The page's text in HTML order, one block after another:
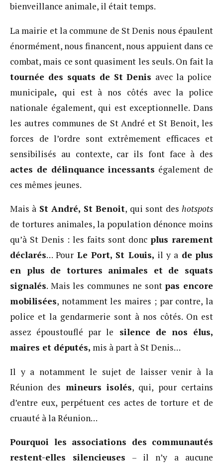
bienveillance animale, il était temps.
La mairie et la commune de St Denis nous épaulent
énormément, nous financent, nous appuient dans ce
combat, mais ce sont quasiment les seuls. On fait la
tournée des squats de St Denis avec la police
municipale, qui est à nos côtés avec la police
nationale également, qui est exceptionnelle. Dans
les autres communes de St André et St Benoit, les
forces de l’ordre sont extrêmement efficaces et
sensibilisés au contexte, car ils font face à des
actes de délinquance incessants également de
ces mêmes jeunes.
Mais à St André, St Benoit, qui sont deshotspots
de tortures animales, la population dénonce moins
qu’à St Denis : les faits sont donc plus rarement
déclarés… Pour Le Port, St Louis, il y a de plus
en plus de tortures animales et de squats
signalés. Mais les communes ne sont pas encore
mobilisées, notamment les maires ; par contre, la
police et la gendarmerie sont à nos côtés. On est
assez époustouflé par le silence de nos élus,
maires et députés, mis à part à St Denis…
Il y a notamment le sujet de laisser venir à la
Réunion des mineurs isolés, qui, pour certains
d’entre eux, perpétuent ces actes de torture et de
cruauté à la Réunion…
Pourquoi les associations des communautés
restent-elles silencieuses – il n’y a aucune